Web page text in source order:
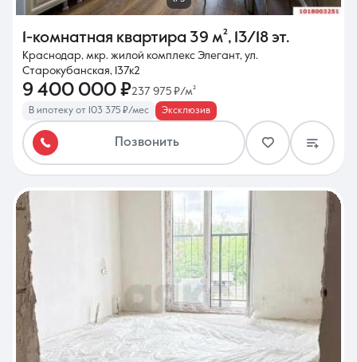
1-комнатная квартира 39 м², 13/18 эт.
Краснодар, мкр. жилой комплекс Элегант, ул.
Старокубанская, 137к2
9 400 000 ₽237 975 ₽/м²
В ипотеку от 103 375 ₽/мес Эксклюзив
Позвонить